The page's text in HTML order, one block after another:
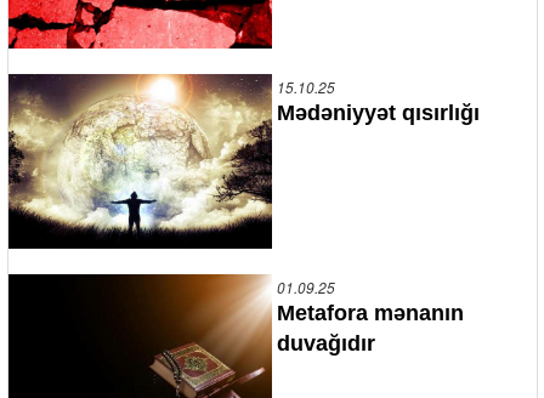
15.10.25
Mədəniyyət qısırlığı
01.09.25
Metafora mənanın
duvağıdır